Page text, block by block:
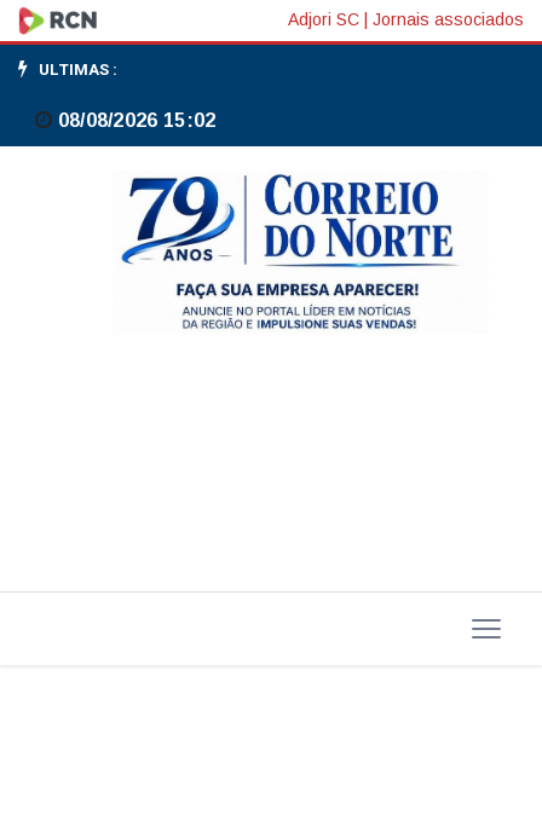
Flávio
Bolsonaro
admite
cobrança
Vorcaro,
Adjori SC Jornais associados
ULTIMAS :
08/08/2026 15:02